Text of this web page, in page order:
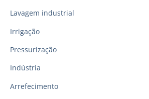
Lavagem industrial
Irrigação
Pressurização
Indústria
Arrefecimento